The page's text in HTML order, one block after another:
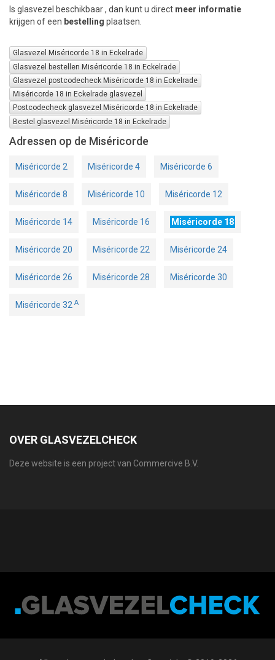
Is glasvezel beschikbaar , dan kunt u direct meer informatie
krijgen of een bestelling plaatsen.
Glasvezel Miséricorde 18 in Eckelrade
Glasvezel bestellen Miséricorde 18 in Eckelrade
Glasvezel postcodecheck Miséricorde 18 in Eckelrade
Miséricorde 18 in Eckelrade glasvezel
Postcodecheck glasvezel Miséricorde 18 in Eckelrade
Bestel glasvezel Miséricorde 18 in Eckelrade
Adressen op de Miséricorde
Miséricorde 2 Miséricorde 4 Miséricorde 6
Miséricorde 8 Miséricorde 10 Miséricorde 12
Miséricorde 14 Miséricorde 16 Miséricorde 18
Miséricorde 20 Miséricorde 22 Miséricorde 24
Miséricorde 26 Miséricorde 28 Miséricorde 30
Miséricorde 32 A
OVER GLASVEZELCHECK
Deze website is een project van Commercive B.V.